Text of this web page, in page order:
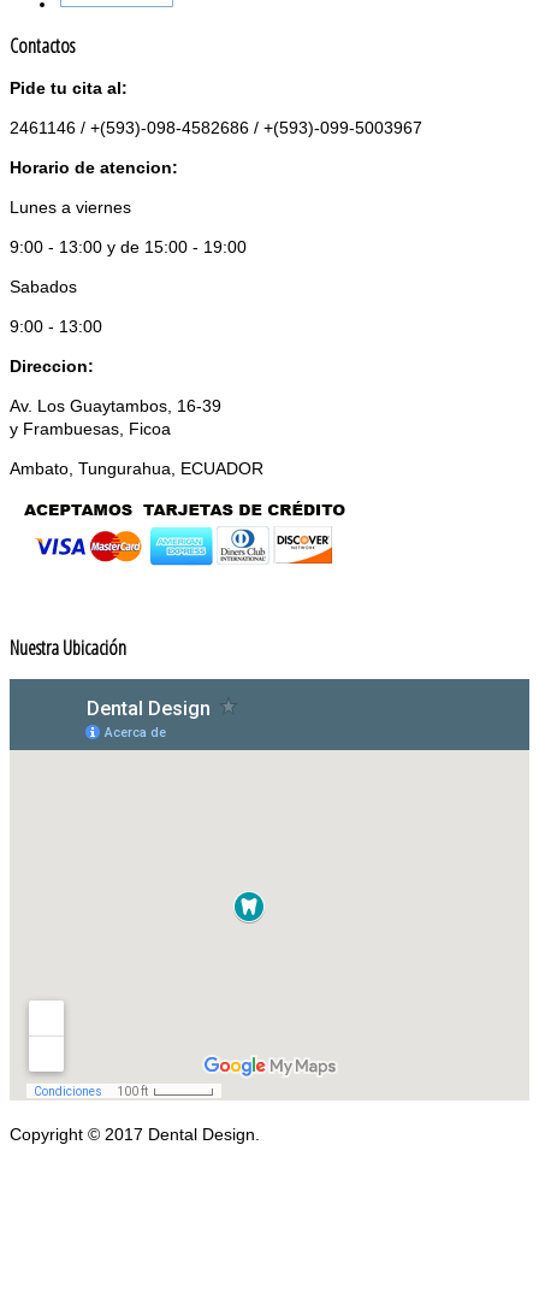
Contactos
Pide tu cita al:
2461146 / +(593)-098-4582686 / +(593)-099-5003967
Horario de atencion:
Lunes a viernes
9:00 - 13:00 y de 15:00 - 19:00
Sabados
9:00 - 13:00
Direccion:
Av. Los Guaytambos, 16-39
y Frambuesas, Ficoa
Ambato, Tungurahua, ECUADOR
Nuestra Ubicación
Copyright © 2017 Dental Design.